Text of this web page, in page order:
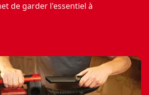
de garder l'essentiel à